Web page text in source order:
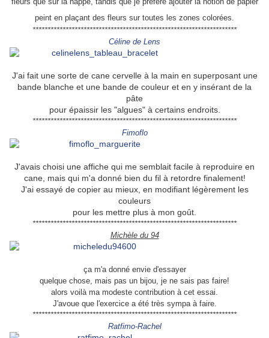
peint en plaçant des fleurs sur toutes les zones colorées.
********************************************************************
Céline de Lens
J'ai fait une sorte de cane cervelle à la main en superposant une
bande blanche et une bande de couleur et en y insérant de la
pâte
pour épaissir les "algues" à certains endroits.
********************************************************************
Fimoflo
J'avais choisi une affiche qui me semblait facile à reproduire en
cane, mais qui m'a donné bien du fil à retordre finalement!
J'ai essayé de copier au mieux, en modifiant légèrement les
couleurs
pour les mettre plus à mon goût.
********************************************************************
Michèle du 94
ça m'a donné envie d'essayer
quelque chose, mais pas un bijou, je ne sais pas faire!
alors voilà ma modeste contribution à cet essai.
J'avoue que l'exercice a été très sympa à faire.
********************************************************************
Ratfimo-Rachel